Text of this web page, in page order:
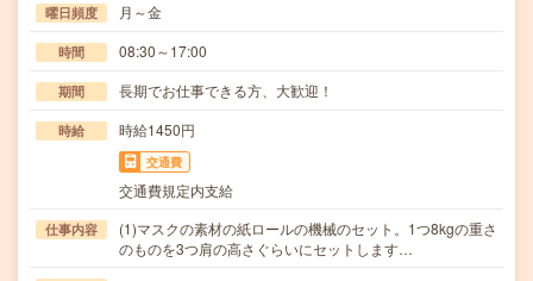
曜日頻度 月～金
時間 08:30～17:00
期間 長期でお仕事できる方、大歓迎！
時給 時給1450円
交通費
交通費規定内支給
仕事内容
(1)マスクの素材の紙ロールの機械のセット。1つ8kgの重さ
のものを3つ肩の高さぐらいにセットします…